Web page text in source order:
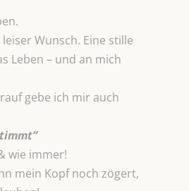
Wunsch. Eine stille
Leben – und an mich
gebe ich mir auch
wie immer!
mein Kopf noch zögert,